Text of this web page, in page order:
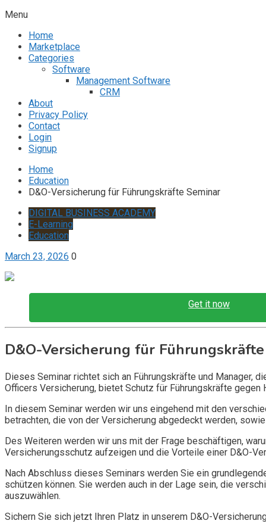
Menu
Home
Marketplace
Categories
Software
Management Software
CRM
About
Privacy Policy
Contact
Login
Signup
Home
Education
D&O-Versicherung für Führungskräfte Seminar
DIGITAL BUSINESS ACADEMY
E-Learning
Education
March 23, 2026 0
Get it now
D&O-Versicherung für
Dieses Seminar richtet sich an Führungskräfte und Manager,
Officers Versicherung, bietet Schutz für Führungskräfte
In diesem Seminar werden wir uns eingehend mit den
betrachten, die von der Versicherung abgedeckt werden,
Des Weiteren werden wir uns mit der Frage beschäftigen,
Versicherungsschutz aufzeigen und die Vorteile einer D&O-
Nach Abschluss dieses Seminars werden Sie ein
schützen können. Sie werden auch in der Lage sein, die
auszuwählen.
Sichern Sie sich jetzt Ihren Platz in unserem D&O-